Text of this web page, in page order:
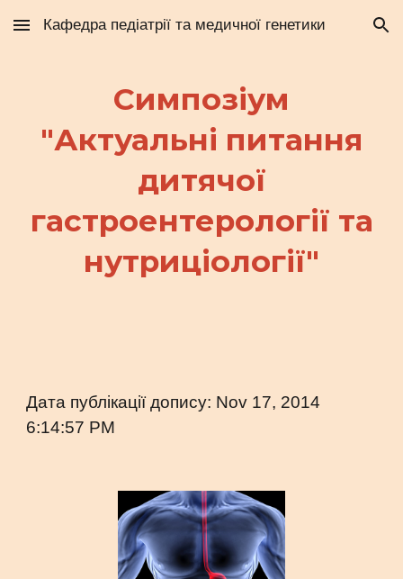
Skip to main content Skip to navigation
Кафедра педіатрії та медичної генетики
Симпозіум
"Актуальні питання
дитячої
гастроентерології та
нутриціології"
Дата публікації допису: Nov 17, 2014
6:14:57 PM